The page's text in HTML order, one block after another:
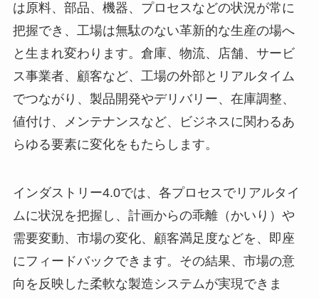
は原料、部品、機器、プロセスなどの状況が常に
把握でき、工場は無駄のない革新的な生産の場へ
と生まれ変わります。倉庫、物流、店舗、サービ
ス事業者、顧客など、工場の外部とリアルタイム
でつながり、製品開発やデリバリー、在庫調整、
値付け、メンテナンスなど、ビジネスに関わるあ
らゆる要素に変化をもたらします。
インダストリー4.0では、各プロセスでリアルタイ
ムに状況を把握し、計画からの乖離（かいり）や
需要変動、市場の変化、顧客満足度などを、即座
にフィードバックできます。その結果、市場の意
向を反映した柔軟な製造システムが実現できま